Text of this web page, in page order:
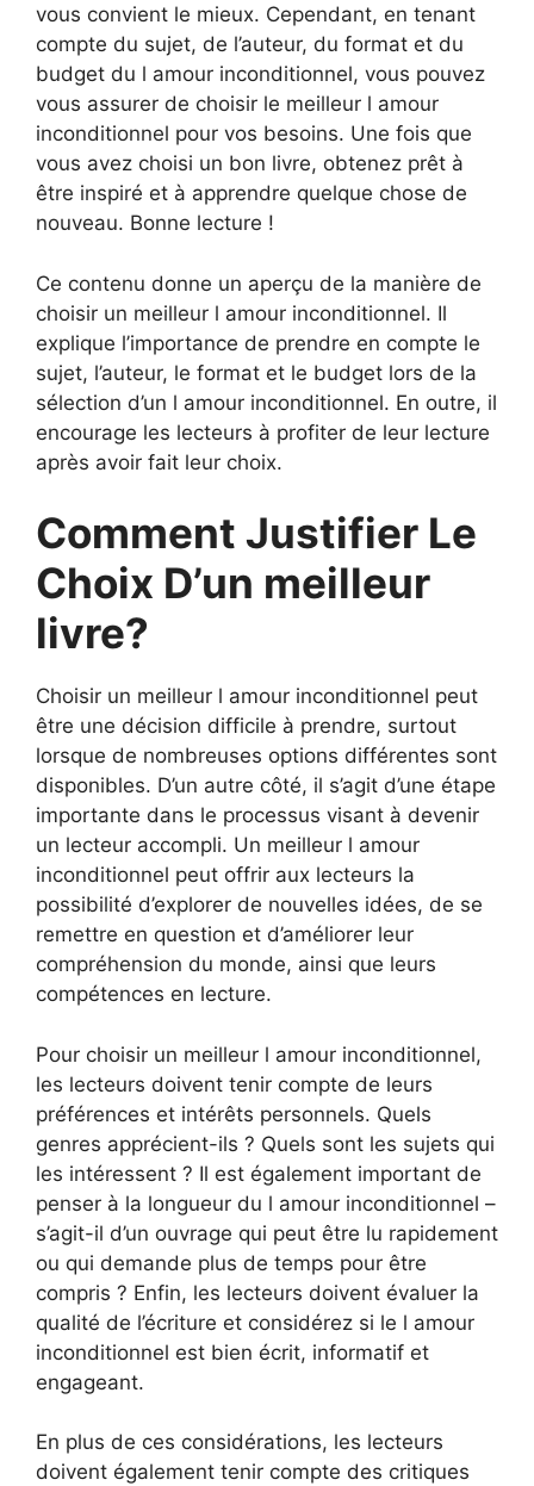
vous convient le mieux. Cependant, en tenant
compte du sujet, de l’auteur, du format et du
budget du l amour inconditionnel, vous pouvez
vous assurer de choisir le meilleur l amour
inconditionnel pour vos besoins. Une fois que
vous avez choisi un bon livre, obtenez prêt à
être inspiré et à apprendre quelque chose de
nouveau. Bonne lecture !
Ce contenu donne un aperçu de la manière de
choisir un meilleur l amour inconditionnel. Il
explique l’importance de prendre en compte le
sujet, l’auteur, le format et le budget lors de la
sélection d’un l amour inconditionnel. En outre, il
encourage les lecteurs à profiter de leur lecture
après avoir fait leur choix.
Comment Justifier Le
Choix D’un meilleur
livre?
Choisir un meilleur l amour inconditionnel peut
être une décision difficile à prendre, surtout
lorsque de nombreuses options différentes sont
disponibles. D’un autre côté, il s’agit d’une étape
importante dans le processus visant à devenir
un lecteur accompli. Un meilleur l amour
inconditionnel peut offrir aux lecteurs la
possibilité d’explorer de nouvelles idées, de se
remettre en question et d’améliorer leur
compréhension du monde, ainsi que leurs
compétences en lecture.
Pour choisir un meilleur l amour inconditionnel,
les lecteurs doivent tenir compte de leurs
préférences et intérêts personnels. Quels
genres apprécient-ils ? Quels sont les sujets qui
les intéressent ? Il est également important de
penser à la longueur du l amour inconditionnel –
s’agit-il d’un ouvrage qui peut être lu rapidement
ou qui demande plus de temps pour être
compris ? Enfin, les lecteurs doivent évaluer la
qualité de l’écriture et considérez si le l amour
inconditionnel est bien écrit, informatif et
engageant.
En plus de ces considérations, les lecteurs
doivent également tenir compte des critiques